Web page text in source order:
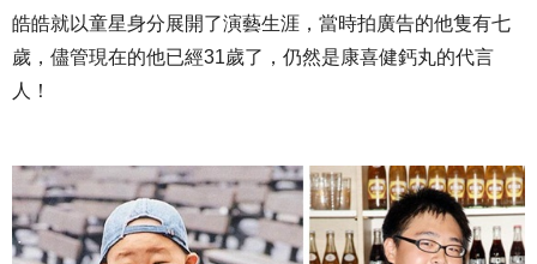
皓皓就以童星身分展開了演藝生涯，當時拍廣告的他隻有七
歲，儘管現在的他已經31歲了，仍然是康喜健鈣丸的代言
人！